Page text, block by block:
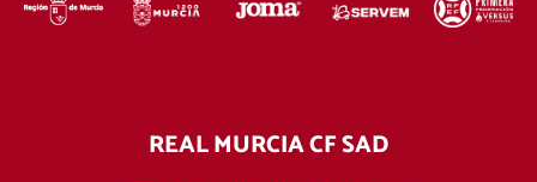
REAL MURCIA CF SAD